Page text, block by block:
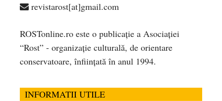
revistarost[at]gmail.com
ROSTonline.ro este o publicaţie a Asociaţiei
“Rost” - organizaţie culturală, de orientare
conservatoare, înfiinţată în anul 1994.
INFORMATII UTILE